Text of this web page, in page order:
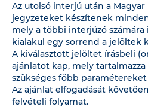
Az utolsó interjú után a
jegyzeteket készítenek
mely a többi interjúzó számára
kialakul egy sorrend a jelöltek
A kiválasztott jelöltet írásbeli
ajánlatot kap, mely
szükséges főbb
Az ajánlat elfogadását
felvételi folyamat.